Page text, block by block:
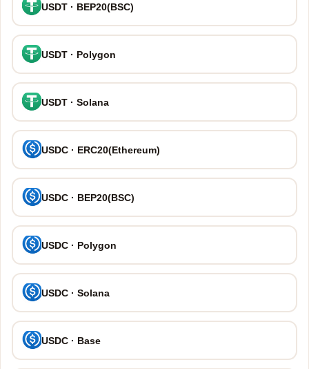
USDT · BEP20(BSC)
USDT · Polygon
USDT · Solana
USDC · ERC20(Ethereum)
USDC · BEP20(BSC)
USDC · Polygon
USDC · Solana
USDC · Base